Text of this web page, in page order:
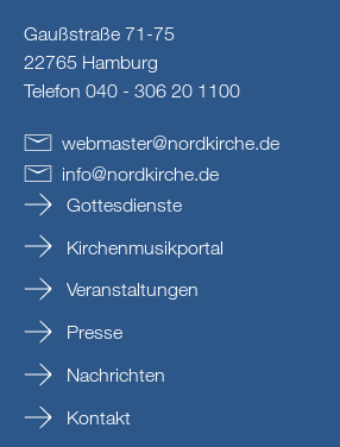
Gaußstraße 71-75
22765 Hamburg
Telefon 040 - 306 20 1100
webmaster@nordkirche.de
info@nordkirche.de
Gottesdienste
Kirchenmusikportal
Veranstaltungen
Presse
Nachrichten
Kontakt